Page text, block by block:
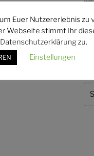
Nächster
Beitrag
WEITER
ng:
Euer Nutzererlebnis zu
Webseite stimmt Ihr
Datenschutzerklärungzu.
Einstellungen